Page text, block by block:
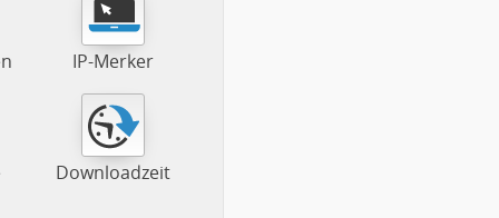
IP-Merker
Downloadzeit